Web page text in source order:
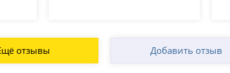
отзывы Добавить отзыв